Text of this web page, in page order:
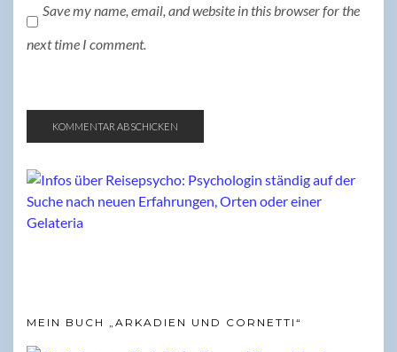
Save my name, email, and website in this browser for the
next time I comment.
MEIN BUCH „ARKADIEN UND CORNETTI“